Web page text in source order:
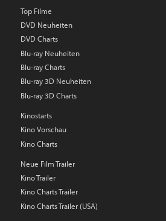
Top Filme
DVD Neuheiten
DVD Charts
Blu-ray Neuheiten
Blu-ray Charts
Blu-ray 3D Neuheiten
Blu-ray 3D Charts
Kinostarts
Kino Vorschau
Kino Charts
Neue Film Trailer
Kino Trailer
Kino Charts Trailer
Kino Charts Trailer (USA)